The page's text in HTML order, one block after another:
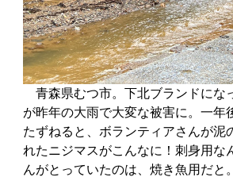
青森県むつ市。下北ブランドにな
が昨年の大雨で大変な被害に。一年
たずねると、ボランティアさんが泥
れたニジマスがこんなに！刺身用な
んがとっていたのは、焼き魚用だと